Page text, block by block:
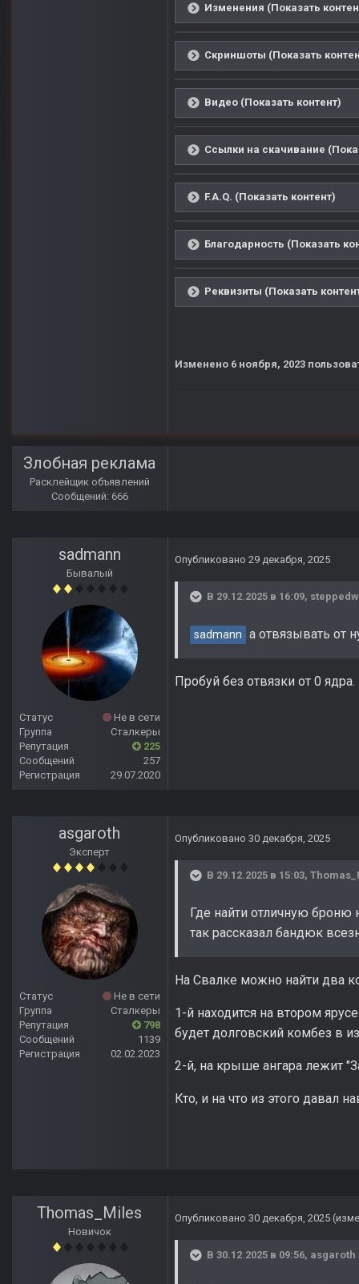
Изменения (Показать
Скриншоты (Показать
Видео (Показать контент)
Ссылки на скачивание
F.A.Q. (Показать контент)
Благодарность (Показать
Реквизиты (Показать
Изменено 6 ноября, 2023
Злобная реклама
Расклейщик объявлений
Сообщений: 666
sadmann
Бывалый
Статус
Не в сети
Группа
Сталкеры
Репутация
225
Сообщений
257
Регистрация
29.07.2020
Опубликовано 29 декабря, 2025
В 29.12.2025 в 16:09,
sadmann а отвязывать от
Пробуй без отвязки от 0 ядра.
asgaroth
Эксперт
Статус
Не в сети
Группа
Сталкеры
Репутация
798
Сообщений
1139
Регистрация
02.02.2023
Опубликовано 30 декабря, 2025
В 29.12.2025 в 15:03,
Где найти отличную броню
так рассказал бандюк
На Свалке можно найти два
1-й находится на втором
будет долговский комбез в
2-й, на крыше ангара лежит
Кто, и на что из этого давал
Thomas_Miles
Новичок
Опубликовано 30 декабря, 2025
В 30.12.2025 в 09:56, asgaroth